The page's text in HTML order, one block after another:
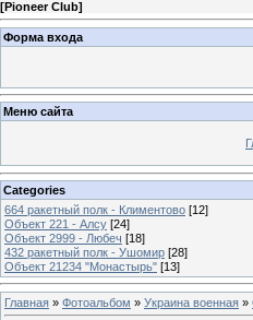
[Pioneer Club]
Форма входа
Меню сайта
Categories
664 ракетный полк - Климентово [12]
Объект 221 - Алсу [24]
Объект 2999 - Любеч [18]
432 ракетный полк - Ушомир [28]
Объект 21234 "Монастырь" [13]
Главная » Фотоальбом » Украина военная »